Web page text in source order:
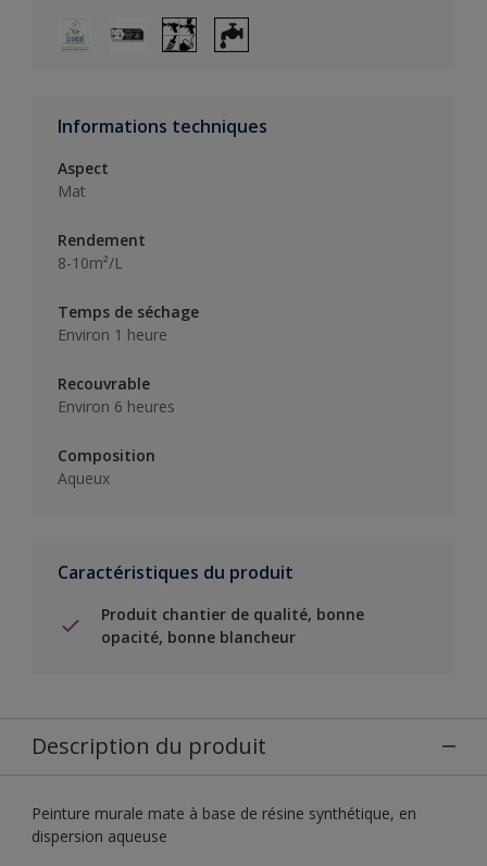
Informations techniques
Aspect
Mat
Rendement
8-10m²/L
Temps de séchage
Environ 1 heure
Recouvrable
Environ 6 heures
Composition
Aqueux
Caractéristiques du produit
Produit chantier de qualité, bonne
opacité, bonne blancheur
Description du produit
Peinture murale mate à base de résine synthétique, en
dispersion aqueuse